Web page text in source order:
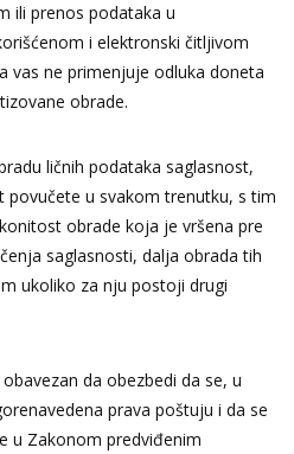
ili prenos podataka u
i elektronski čitljivom
vas ne primenjuje odluka doneta
obrade.
ličnih podataka saglasnost,
povučete u svakom trenutku, s tim
obrade koja je vršena pre
saglasnosti, dalja obrada tih
ukoliko za nju postoji drugi
da obezbedi da se, u
prava poštuju i da se
u Zakonom predviđenim